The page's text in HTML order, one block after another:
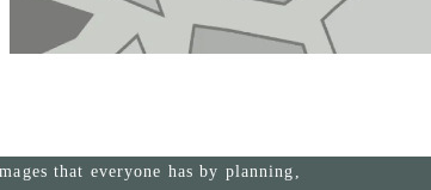
that everyone has by planning,